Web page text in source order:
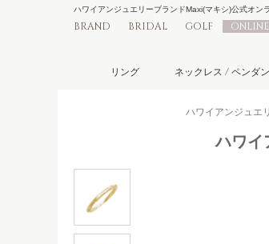
BRAND BRIDAL GOLF
ハワイアンジュエリーブランドMaxi(マキシ)公式オン
リング ネックレス / ペンダ
ハワイアンジュエ
ハワイ